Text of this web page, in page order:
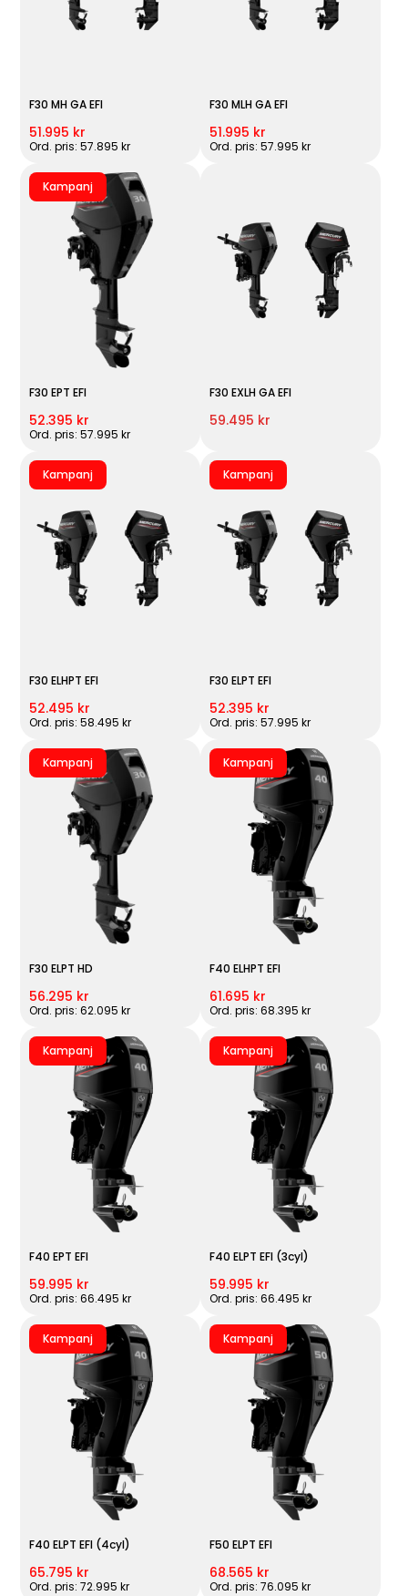
F30 MH GA EFI
51.995 kr
Ord. pris: 57.895 kr
F30 MLH GA EFI
51.995 kr
Ord. pris: 57.995 kr
Kampanj
F30 EPT EFI
52.395 kr
Ord. pris: 57.995 kr
F30 EXLH GA EFI
59.495 kr
Kampanj
F30 ELHPT EFI
52.495 kr
Ord. pris: 58.495 kr
Kampanj
F30 ELPT EFI
52.395 kr
Ord. pris: 57.995 kr
Kampanj
F30 ELPT HD
56.295 kr
Ord. pris: 62.095 kr
Kampanj
F40 ELHPT EFI
61.695 kr
Ord. pris: 68.395 kr
Kampanj
F40 EPT EFI
59.995 kr
Ord. pris: 66.495 kr
Kampanj
F40 ELPT EFI (3cyl)
59.995 kr
Ord. pris: 66.495 kr
Kampanj
F40 ELPT EFI (4cyl)
65.795 kr
Ord. pris: 72.995 kr
Kampanj
F50 ELPT EFI
68.565 kr
Ord. pris: 76.095 kr